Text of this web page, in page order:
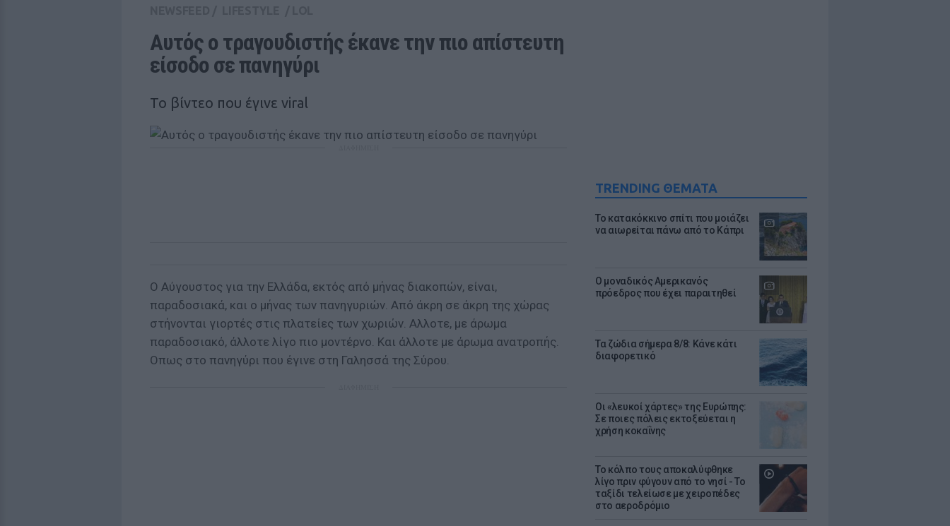
TRENDING ΘΕΜΑΤΑ
Το κατακόκκινο σπίτι που μοιάζει
να αιωρείται πάνω από το Κάπρι
Ο μοναδικός Αμερικανός
πρόεδρος που έχει παραιτηθεί
Τα ζώδια σήμερα 8/8: Κάνε κάτι
διαφορετικό
Οι «λευκοί χάρτες» της Ευρώπης:
Σε ποιες πόλεις εκτοξεύεται η
χρήση κοκαΐνης
Το κόλπο τους αποκαλύφθηκε
λίγο πριν φύγουν από το νησί - Το
ταξίδι τελείωσε με χειροπέδες
στο αεροδρόμιο
Aυτός ο τραγουδιστής έκανε την πιο απίστευτη
είσοδο σε πανηγύρι
Το βίντεο που έγινε viral
Ο Αύγουστος για την Ελλάδα, εκτός από μήνας διακοπών, είναι,
παραδοσιακά, και ο μήνας των πανηγυριών. Από άκρη σε άκρη της χώρας
στήνονται γιορτές στις πλατείες των χωριών. Αλλοτε, με άρωμα
παραδοσιακό, άλλοτε λίγο πιο μοντέρνο. Και άλλοτε με άρωμα ανατροπής.
Οπως στο πανηγύρι που έγινε στη Γαλησσά της Σύρου.